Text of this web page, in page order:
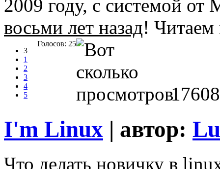
2009 году, с системой
восьми лет назад! Читаем
3
1
2
3
4
5
Голосов: 25
17608
I'm Linux | автор:
Что делать новичку в